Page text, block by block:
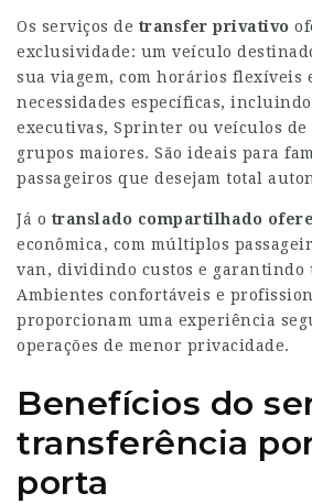
Os serviços de transfer privativo
exclusividade: um veículo
sua viagem, com horários flexíveis
necessidades específicas, incluindo
executivas, Sprinter ou veículos de
grupos maiores. São ideais para
passageiros que desejam total
Já o translado compartilhado
econômica, com múltiplos
van, dividindo custos e garantindo
Ambientes confortáveis e
proporcionam uma experiência
operações de menor privacidade.
Benefícios do
transferência
porta